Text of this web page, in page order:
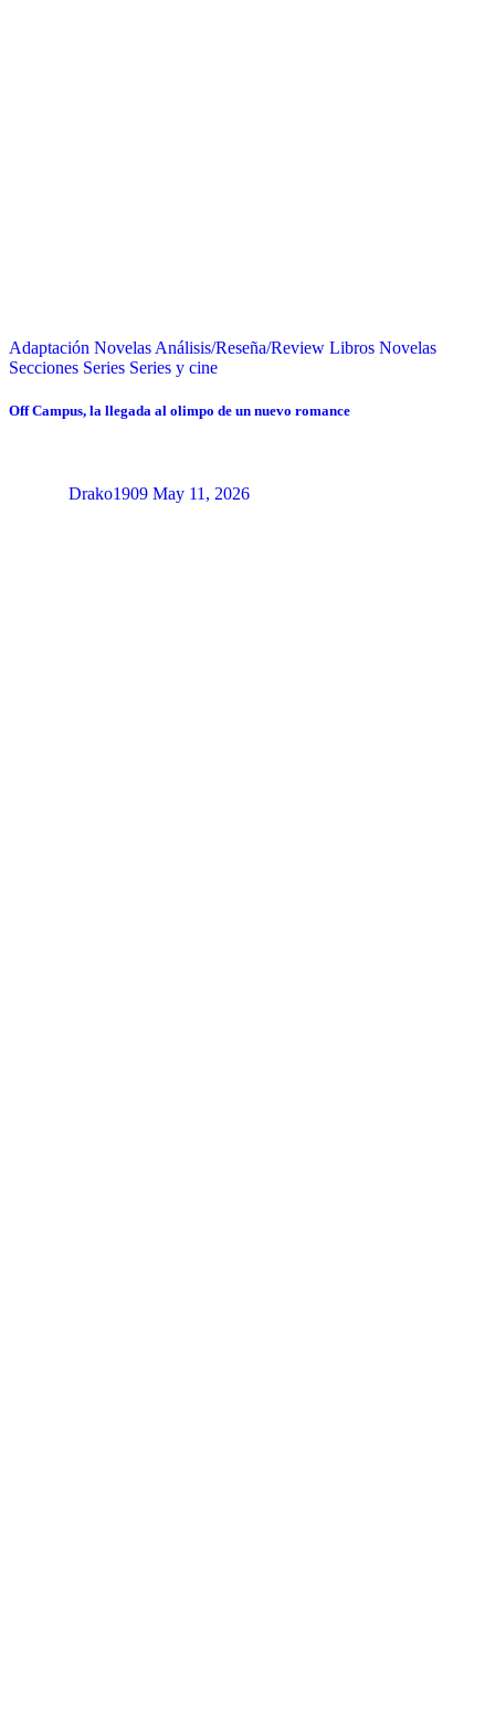
Adaptación Novelas Análisis/Reseña/Review Libros Novelas
Secciones Series Series y cine
Off Campus, la llegada al olimpo de un nuevo romance
Drako1909 May 11, 2026